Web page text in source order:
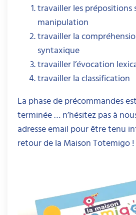
travailler les prépositions
manipulation
travailler la
syntaxique
travailler l’évocation
travailler la classification
La phase de précommandes
terminée … n’hésitez pas à
adresse email pour être tenu
retour de la Maison Totemigo !